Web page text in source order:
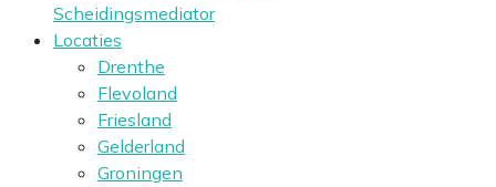
Scheidingsmediator
Locaties
Drenthe
Flevoland
Friesland
Gelderland
Groningen